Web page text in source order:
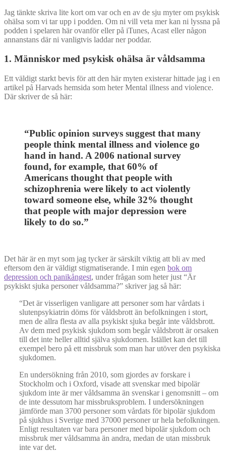
Jag tänkte skriva lite kort om var och en av de sju myter om psykisk
ohälsa som vi tar upp i podden. Om ni vill veta mer kan ni lyssna på
podden i spelaren här ovanför eller på iTunes, Acast eller någon
annanstans där ni vanligtvis laddar ner poddar.
1. Människor med psykisk ohälsa är våldsamma
Ett väldigt starkt bevis för att den här myten existerar hittade jag i en
artikel på Harvads hemsida som heter Mental illness and violence.
Där skriver de så här:
“Public opinion surveys suggest that many
people think mental illness and violence go
hand in hand. A 2006 national survey
found, for example, that 60% of
Americans thought that people with
schizophrenia were likely to act violently
toward someone else, while 32% thought
that people with major depression were
likely to do so.”
Det här är en myt som jag tycker är särskilt viktig att bli av med
eftersom den är väldigt stigmatiserande. I min egen bok om
depression och panikångest, under frågan som heter just “Är
psykiskt sjuka personer våldsamma?” skriver jag så här:
“Det är visserligen vanligare att personer som har vårdats i
slutenpsykiatrin döms för våldsbrott än befolkningen i stort,
men de allra flesta av alla psykiskt sjuka begår inte våldsbrott.
Av dem med psykisk sjukdom som begår våldsbrott är orsaken
till det inte heller alltid själva sjukdomen. Istället kan det till
exempel bero på ett missbruk som man har utöver den psykiska
sjukdomen.
En undersökning från 2010, som gjordes av forskare i
Stockholm och i Oxford, visade att svenskar med bipolär
sjukdom inte är mer våldsamma än svenskar i genomsnitt – om
de inte dessutom har missbruksproblem. I undersökningen
jämförde man 3700 personer som vårdats för bipolär sjukdom
på sjukhus i Sverige med 37000 personer ur hela befolkningen.
Enligt resultaten var bara personer med bipolär sjukdom och
missbruk mer våldsamma än andra, medan de utan missbruk
inte var det.